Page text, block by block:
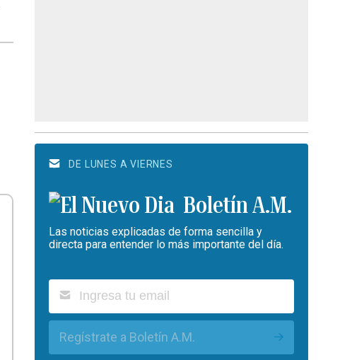
DE LUNES A VIERNES
Boletín A.M.
Las noticias explicadas de forma sencilla y
directa para entender lo más importante del día.
Regístrate a Boletín A.M.